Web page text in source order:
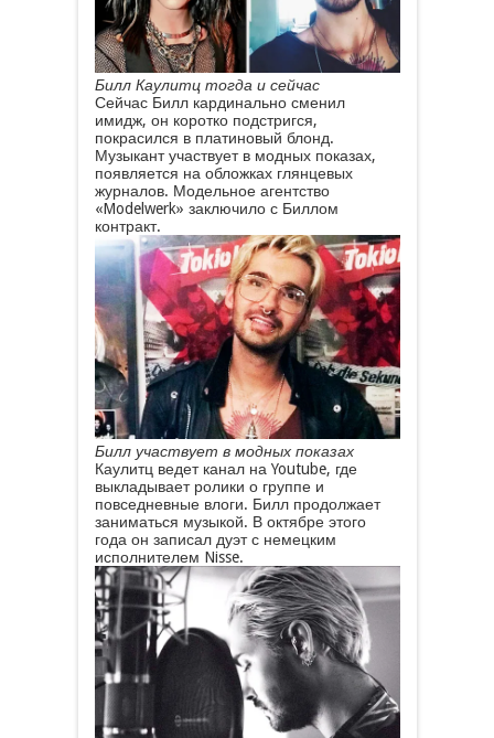
Билл Каулитц тогда и сейчас
Сейчас Билл кардинально сменил
имидж, он коротко подстригся,
покрасился в платиновый блонд.
Музыкант участвует в модных показах,
появляется на обложках глянцевых
журналов. Модельное агентство
«Modelwerk» заключило с Биллом
контракт.
Билл участвует в модных показах
Каулитц ведет канал на Youtube, где
выкладывает ролики о группе и
повседневные влоги. Билл продолжает
заниматься музыкой. В октябре этого
года он записал дуэт с немецким
исполнителем Nisse.